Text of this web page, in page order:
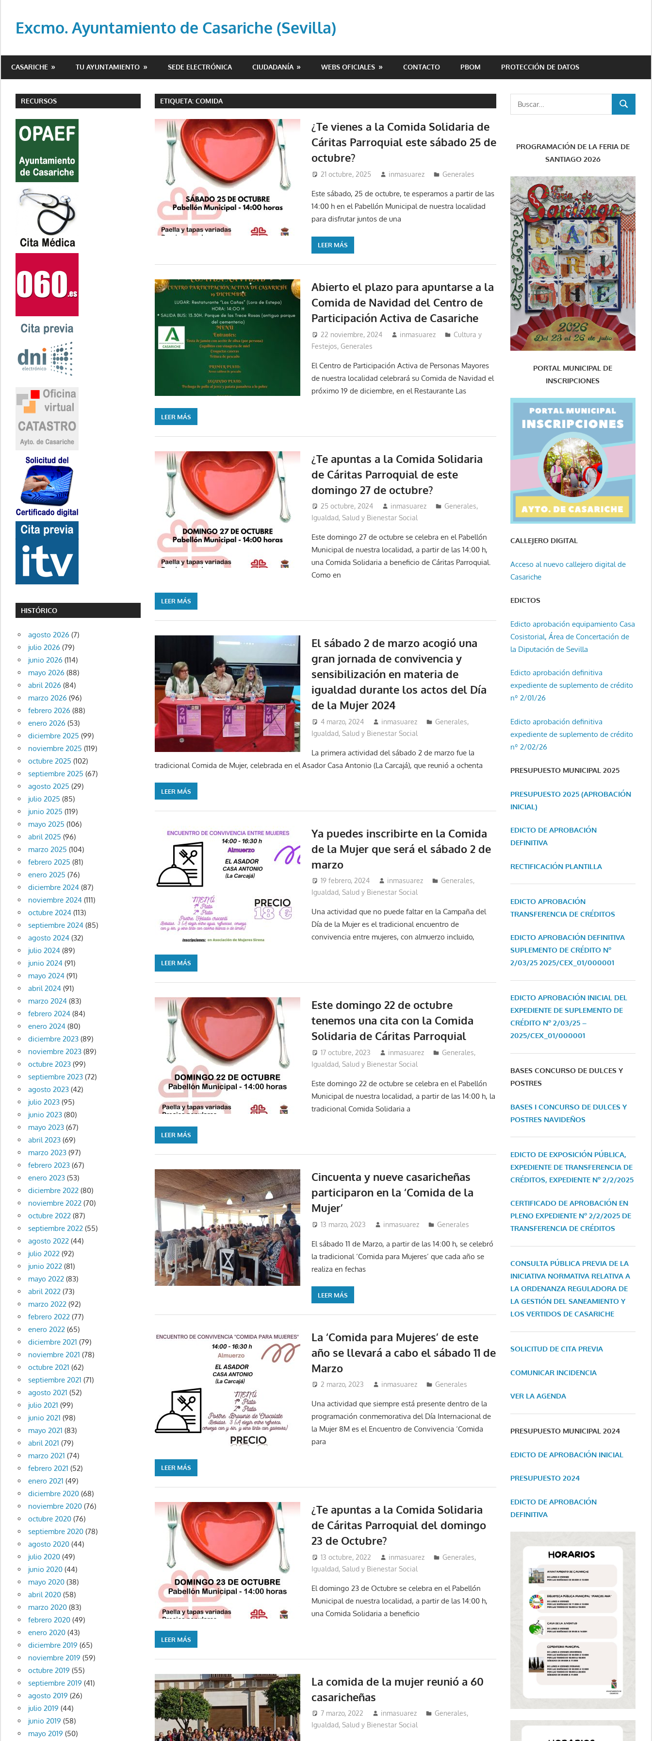
contenido
Excmo. Ayuntamiento de Casariche (Sevilla)
del
de
Casariche
CASARICHE TU AYUNTAMIENTO SEDE ELECTRÓNICA CIUDADANÍA WEBS OFICIALES CONTACTO PBOM PROTECCIÓN DE DATOS
ETIQUETA:COMIDA
¿Te vienes a la Comida Solidaria de
Cáritas Parroquial este sábado 25 de
octubre?
21 octubre, 2025 inmasuarez Generales
Este sábado, 25 de octubre, te esperamos a partir de las
14:00 h en el Pabellón Municipal de nuestra localidad
para disfrutar juntos de una
LEER MÁS
Abierto el plazo para apuntarse a la
Comida de Navidad del Centro de
Participación Activa de Casariche
22 noviembre, 2024 inmasuarez
Cultura y
Festejos, Generales
El Centro de Participación Activa de Personas Mayores
de nuestra localidad celebrará su Comida de Navidad el
próximo 19 de diciembre, en el Restaurante Las
LEER MÁS
¿Te apuntas a la Comida Solidaria
de Cáritas Parroquial de este
domingo 27 de octubre?
25 octubre, 2024 inmasuarez Generales,
Igualdad, Salud y Bienestar Social
Este domingo 27 de octubre se celebra en el Pabellón
Municipal de nuestra localidad, a partir de las 14:00 h,
una Comida Solidaria a beneficio de Cáritas Parroquial.
Como en
LEER MÁS
El sábado 2 de marzo acogió una
gran jornada de convivencia y
sensibilización en materia de
igualdad durante los actos del Día
de la Mujer 2024
4 marzo, 2024 inmasuarez Generales,
Igualdad, Salud y Bienestar Social
La primera actividad del sábado 2 de marzo fue la
tradicional Comida de Mujer, celebrada en el Asador Casa Antonio (La Carcajá), que reunió a ochenta
LEER MÁS
Ya puedes inscribirte en la Comida
de la Mujer que será el sábado 2 de
marzo
19 febrero, 2024 inmasuarez Generales,
Igualdad, Salud y Bienestar Social
Una actividad que no puede faltar en la Campaña del
Día de la Mujer es el tradicional encuentro de
convivencia entre mujeres, con almuerzo incluido,
LEER MÁS
Este domingo 22 de octubre
tenemos una cita con la Comida
Solidaria de Cáritas Parroquial
17 octubre, 2023 inmasuarez Generales,
Igualdad, Salud y Bienestar Social
Este domingo 22 de octubre se celebra en el Pabellón
Municipal de nuestra localidad, a partir de las 14:00 h, la
tradicional Comida Solidaria a
LEER MÁS
Cincuenta y nueve casaricheñas
participaron en la ‘Comida de la
Mujer’
13 marzo, 2023 inmasuarez Generales
El sábado 11 de Marzo, a partir de las 14:00 h, se celebró
la tradicional ‘Comida para Mujeres’ que cada año se
realiza en fechas
LEER MÁS
La ‘Comida para Mujeres’ de este
año se llevará a cabo el sábado 11 de
Marzo
2 marzo, 2023 inmasuarez Generales
Una actividad que siempre está presente dentro de la
programación conmemorativa del Día Internacional de
la Mujer 8M es el Encuentro de Convivencia ‘Comida
para
LEER MÁS
¿Te apuntas a la Comida Solidaria
de Cáritas Parroquial del domingo
23 de Octubre?
13 octubre, 2022 inmasuarez Generales,
Igualdad, Salud y Bienestar Social
El domingo 23 de Octubre se celebra en el Pabellón
Municipal de nuestra localidad, a partir de las 14:00 h,
una Comida Solidaria a beneficio
LEER MÁS
La comida de la mujer reunió a 60
casaricheñas
7 marzo, 2022 inmasuarez Generales,
Igualdad, Salud y Bienestar Social
RECURSOS
HISTÓRICO
agosto 2026 (7)
julio 2026 (79)
junio 2026 (114)
mayo 2026 (88)
abril 2026 (84)
marzo 2026 (96)
febrero 2026 (88)
enero 2026 (53)
diciembre 2025 (99)
noviembre 2025 (119)
octubre 2025 (102)
septiembre 2025 (67)
agosto 2025 (29)
julio 2025 (85)
junio 2025 (119)
mayo 2025 (106)
abril 2025 (96)
marzo 2025 (104)
febrero 2025 (81)
enero 2025 (76)
diciembre 2024(87)
noviembre 2024(111)
octubre 2024(113)
septiembre 2024(85)
agosto 2024(32)
julio 2024(89)
junio 2024(91)
mayo 2024(91)
abril 2024(91)
marzo 2024(83)
febrero 2024(84)
enero 2024(80)
diciembre 2023(89)
noviembre 2023(89)
octubre 2023(99)
septiembre 2023(72)
agosto 2023(42)
julio 2023(95)
junio 2023(80)
mayo 2023(67)
abril 2023(69)
marzo 2023(97)
febrero 2023(67)
enero 2023(53)
diciembre 2022(80)
noviembre 2022(70)
octubre 2022(87)
septiembre 2022(55)
agosto 2022(44)
julio 2022(92)
junio 2022(81)
mayo 2022(83)
abril 2022(73)
marzo 2022(92)
febrero 2022(77)
enero 2022(65)
diciembre 2021 (79)
noviembre 2021 (78)
octubre 2021 (62)
septiembre 2021 (71)
agosto 2021 (52)
julio 2021 (99)
junio 2021 (98)
mayo 2021 (83)
abril 2021 (79)
marzo 2021 (74)
febrero 2021 (52)
enero 2021 (49)
diciembre 2020(68)
noviembre 2020(76)
octubre 2020(76)
septiembre 2020(78)
agosto 2020(44)
julio 2020(49)
junio 2020(44)
mayo 2020(38)
abril 2020(58)
marzo 2020(83)
febrero 2020(49)
enero 2020(43)
diciembre 2019 (65)
noviembre 2019 (59)
octubre 2019 (55)
septiembre 2019 (41)
agosto 2019 (26)
julio 2019 (44)
junio 2019 (58)
mayo 2019 (50)
BUSCAR
PROGRAMACIÓN DE LA FERIA DE
SANTIAGO 2026
PORTAL MUNICIPAL DE
INSCRIPCIONES
CALLEJERO DIGITAL
Acceso al nuevo callejero digital de
Casariche
EDICTOS
Edicto aprobación equipamiento Casa
Cosistorial, Área de Concertación de
la Diputación de Sevilla
Edicto aprobación definitiva
expediente de suplemento de crédito
nº 2/01/26
Edicto aprobación definitiva
expediente de suplemento de crédito
nº 2/02/26
PRESUPUESTO MUNICIPAL 2025
PRESUPUESTO 2025 (APROBACIÓN
INICIAL)
EDICTO DE APROBACIÓN
DEFINITIVA
RECTIFICACIÓN PLANTILLA
EDICTO APROBACIÓN
TRANSFERENCIA DE CRÉDITOS
EDICTO APROBACIÓN DEFINITIVA
SUPLEMENTO DE CRÉDITO Nº
2/03/25 2025/CEX_01/000001
EDICTO APROBACIÓN INICIAL DEL
EXPEDIENTE DE SUPLEMENTO DE
CRÉDITO Nº 2/03/25 –
2025/CEX_01/000001
BASES CONCURSO DE DULCES Y
POSTRES
BASES I CONCURSO DE DULCES Y
POSTRES NAVIDEÑOS
EDICTO DE EXPOSICIÓN PÚBLICA,
EXPEDIENTE DE TRANSFERENCIA DE
CRÉDITOS, EXPEDIENTE Nº 2/2/2025
CERTIFICADO DE APROBACIÓN EN
PLENO EXPEDIENTE Nº 2/2/2025 DE
TRANSFERENCIA DE CRÉDITOS
CONSULTA PÚBLICA PREVIA DE LA
INICIATIVA NORMATIVA RELATIVA A
LA ORDENANZA REGULADORA DE
LA GESTIÓN DEL SANEAMIENTO Y
LOS VERTIDOS DE CASARICHE
SOLICITUD DE CITA PREVIA
COMUNICAR INCIDENCIA
VER LA AGENDA
PRESUPUESTO MUNICIPAL 2024
EDICTO DE APROBACIÓN INICIAL
PRESUPUESTO 2024
EDICTO DE APROBACIÓN
DEFINITIVA